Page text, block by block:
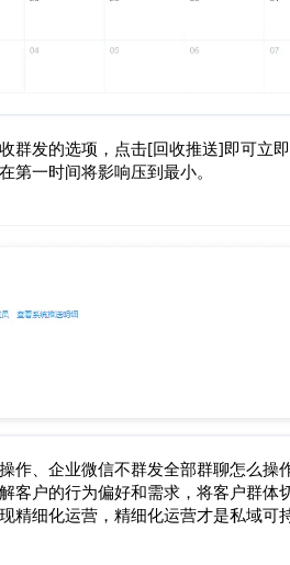
群发的选项，点击[回收推送]即可立
第一时间将影响压到最小。
作、企业微信不群发全部群聊怎么操
客户的行为偏好和需求，将客户群体
精细化运营，精细化运营才是私域可